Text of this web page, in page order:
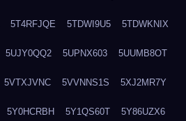
5T4RFJQE 5TDWI9U5 5TDWKNIX
5UJY0QQ2 5UPNX603 5UUMB8OT
5VTXJVNC 5VVNNS1S 5XJ2MR7Y
5Y0HCRBH 5Y1QS60T 5Y86UZX6